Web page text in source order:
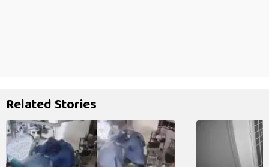
Related Stories